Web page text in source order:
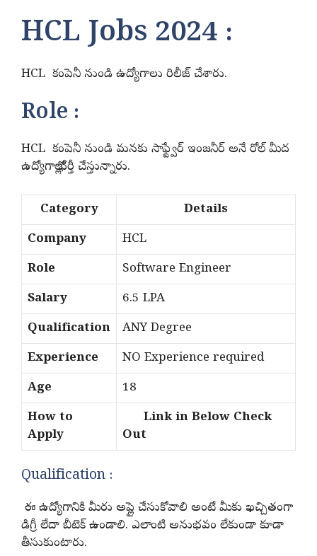
HCL Jobs 2024 :
HCL కంపెనీ నుండి ఉద్యోగాలు రిలీజ్ చేశారు.
Role :
HCL కంపెనీ నుండి మనకు సాఫ్ట్వేర్ ఇంజనీర్ అనే రోల్ మీద
ఉద్యోగాల్లో భర్తీ చేస్తున్నారు.
Category
Details
Company
HCL
Role
Software Engineer
Salary
6.5 LPA
Qualification
ANY Degree
Experience
NO Experience required
Age
18
How to
Apply
Link in Below Check
Out
Qualification :
ఈ ఉద్యోగానికి మీరు అప్లై చేసుకోవాలి అంటే మీకు ఖచ్చితంగా
డిగ్రీ లేదా బీటెక్ ఉండాలి. ఎలాంటి అనుభవం లేకుండా కూడా
తీసుకుంటారు.